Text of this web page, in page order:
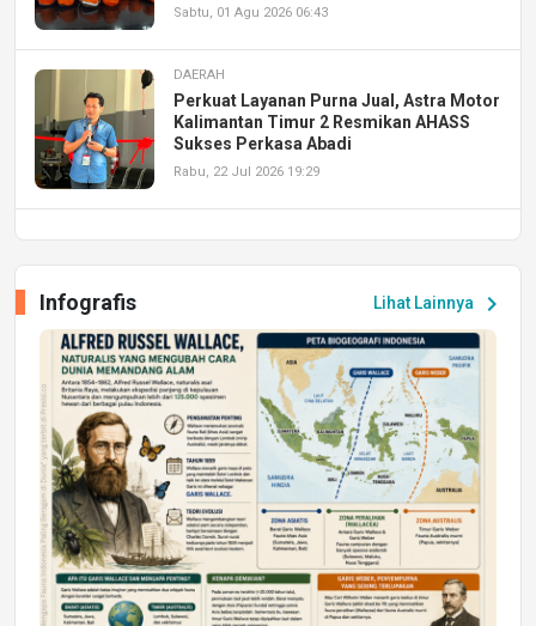
Sabtu, 01 Agu 2026 06:43
DAERAH
Perkuat Layanan Purna Jual, Astra Motor
Kalimantan Timur 2 Resmikan AHASS
Sukses Perkasa Abadi
Rabu, 22 Jul 2026 19:29
Peluang Kerja dan Magang
Jumat, 17 Jul 2026 22:30
DAERAH
Astra Motor Kalimantan Timur 2 Dukung
Mahasiswa Samarinda dalam Astra
Honda SDGs Future Leaders 2026
Jumat, 10 Jul 2026 19:01
Lihat Lainnya chevron_right
Infografis